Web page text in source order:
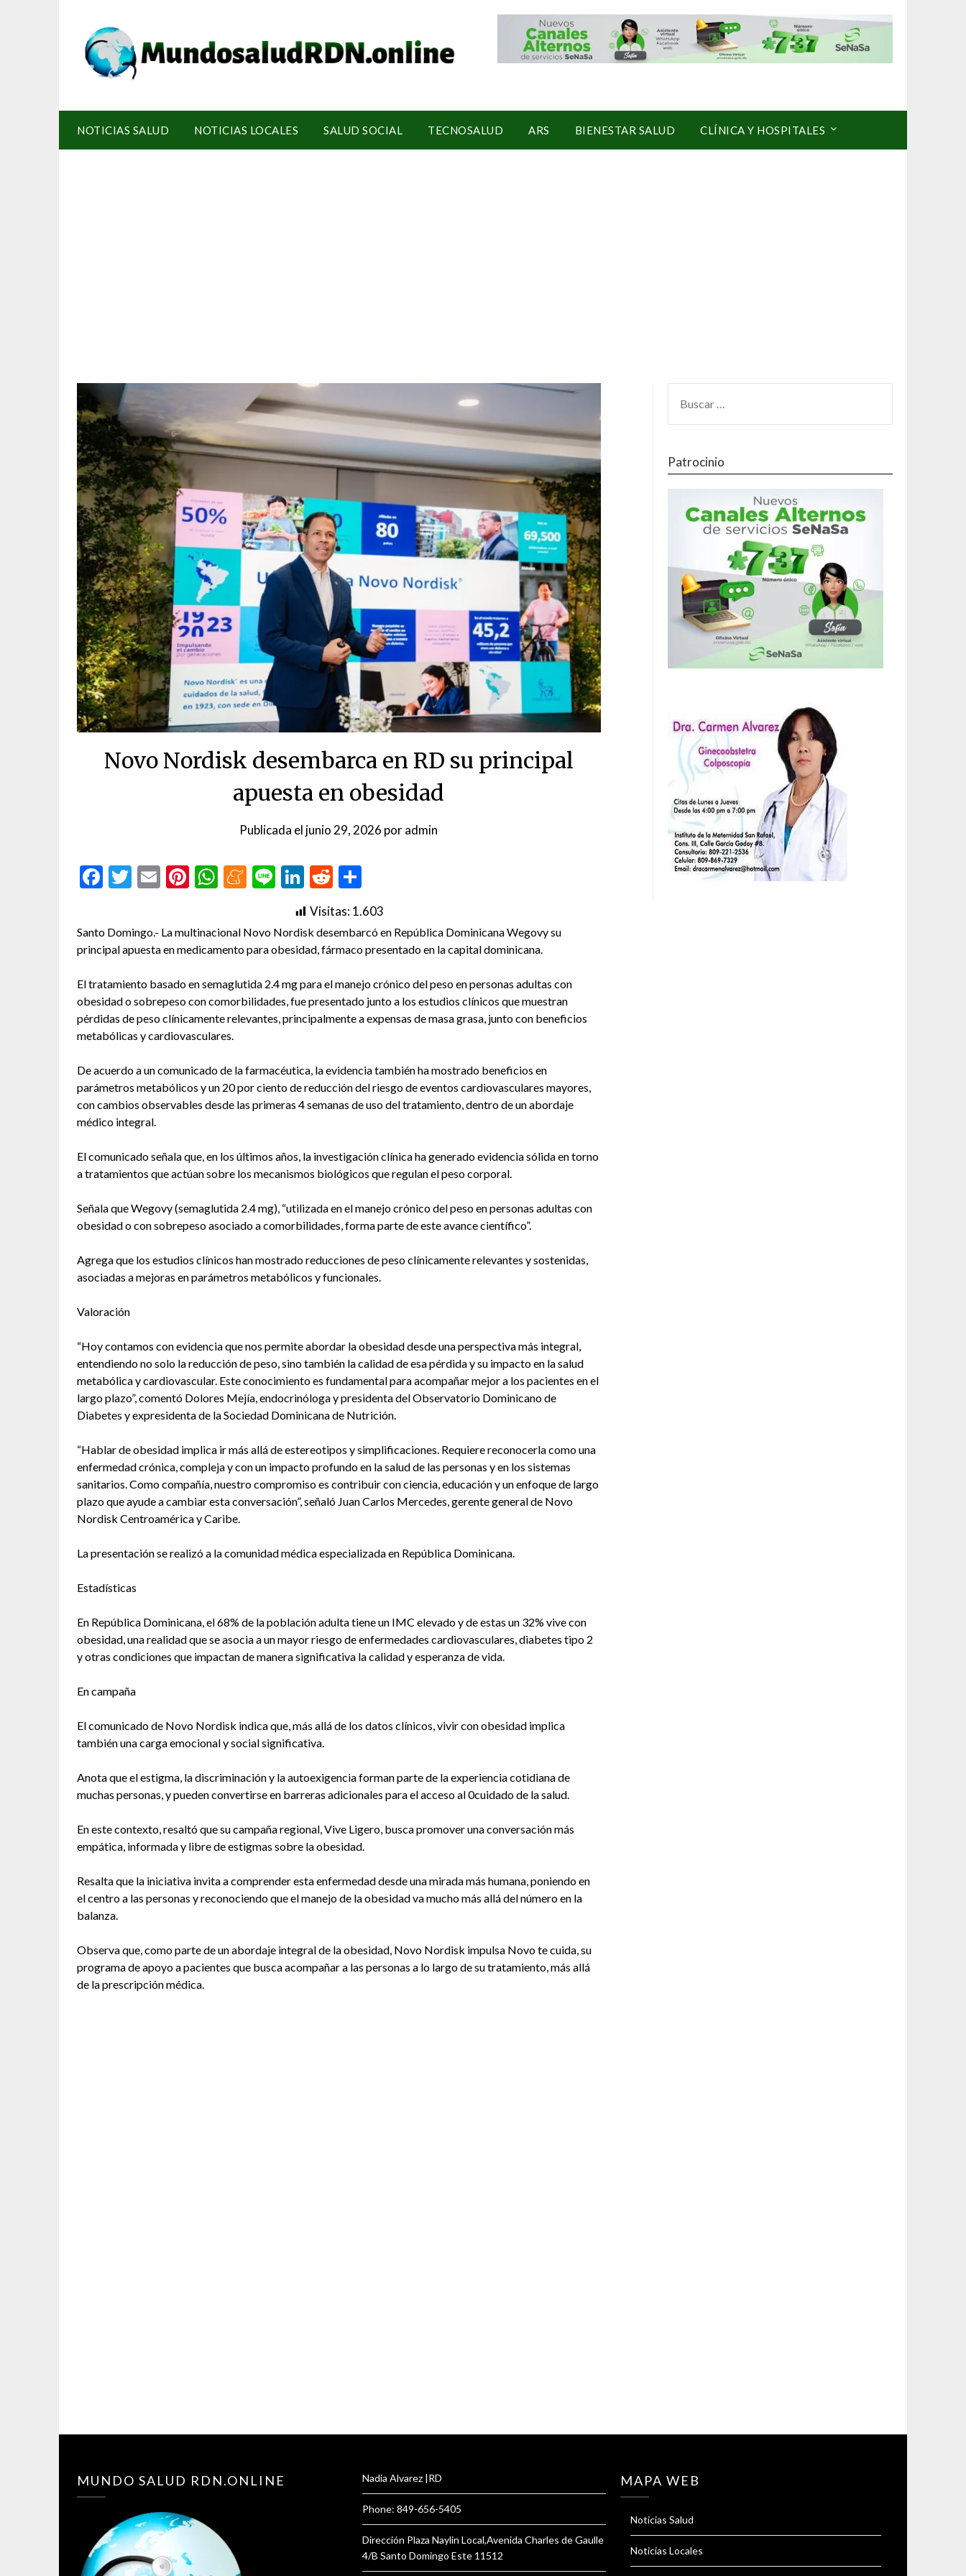
NOTICIAS SALUD NOTICIAS LOCALES SALUD SOCIAL TECNOSALUD ARS BIENESTAR SALUD CLÍNICA Y HOSPITALES
Novo Nordisk desembarca en RD su principal
apuesta en obesidad
Publicada el junio 29, 2026 poradmin
Facebook
Twitter
EmailPinterest
WhatsApp
Meneame
LineLinkedIn
Reddit
Visitas:1.603
Santo Domingo.- La multinacional Novo Nordisk desembarcó en República Dominicana Wegovy su
principal apuesta en medicamento para obesidad, fármaco presentado en la capital dominicana.
El tratamiento basado en semaglutida 2.4 mg para el manejo crónico del peso en personas adultas con
obesidad o sobrepeso con comorbilidades, fue presentado junto a los estudios clínicos que muestran
pérdidas de peso clínicamente relevantes, principalmente a expensas de masa grasa, junto con beneficios
metabólicas y cardiovasculares.
De acuerdo a un comunicado de la farmacéutica, la evidencia también ha mostrado beneficios en
parámetros metabólicos y un 20 por ciento de reducción del riesgo de eventos cardiovasculares mayores,
con cambios observables desde las primeras 4 semanas de uso del tratamiento, dentro de un abordaje
médico integral.
El comunicado señala que, en los últimos años, la investigación clínica ha generado evidencia sólida en torno
a tratamientos que actúan sobre los mecanismos biológicos que regulan el peso corporal.
Señala que Wegovy (semaglutida 2.4 mg), “utilizada en el manejo crónico del peso en personas adultas con
obesidad o con sobrepeso asociado a comorbilidades, forma parte de este avance científico”.
Agrega que los estudios clínicos han mostrado reducciones de peso clínicamente relevantes y sostenidas,
asociadas a mejoras en parámetros metabólicos y funcionales.
Valoración
“Hoy contamos con evidencia que nos permite abordar la obesidad desde una perspectiva más integral,
entendiendo no solo la reducción de peso, sino también la calidad de esa pérdida y su impacto en la salud
metabólica y cardiovascular. Este conocimiento es fundamental para acompañar mejor a los pacientes en el
largo plazo”, comentó Dolores Mejía, endocrinóloga y presidenta del Observatorio Dominicano de
Diabetes y expresidenta de la Sociedad Dominicana de Nutrición.
“Hablar de obesidad implica ir más allá de estereotipos y simplificaciones. Requiere reconocerla como una
enfermedad crónica, compleja y con un impacto profundo en la salud de las personas y en los sistemas
sanitarios. Como compañía, nuestro compromiso es contribuir con ciencia, educación y un enfoque de largo
plazo que ayude a cambiar esta conversación”, señaló Juan Carlos Mercedes, gerente general de Novo
Nordisk Centroamérica y Caribe.
La presentación se realizó a la comunidad médica especializada en República Dominicana.
Estadísticas
En República Dominicana, el 68% de la población adulta tiene un IMC elevado y de estas un 32% vive con
obesidad, una realidad que se asocia a un mayor riesgo de enfermedades cardiovasculares, diabetes tipo 2
y otras condiciones que impactan de manera significativa la calidad y esperanza de vida.
En campaña
El comunicado de Novo Nordisk indica que, más allá de los datos clínicos, vivir con obesidad implica
también una carga emocional y social significativa.
Anota que el estigma, la discriminación y la autoexigencia forman parte de la experiencia cotidiana de
muchas personas, y pueden convertirse en barreras adicionales para el acceso al 0cuidado de la salud.
En este contexto, resaltó que su campaña regional, Vive Ligero, busca promover una conversación más
empática, informada y libre de estigmas sobre la obesidad.
Resalta que la iniciativa invita a comprender esta enfermedad desde una mirada más humana, poniendo en
el centro a las personas y reconociendo que el manejo de la obesidad va mucho más allá del número en la
balanza.
Observa que, como parte de un abordaje integral de la obesidad, Novo Nordisk impulsa Novo te cuida, su
programa de apoyo a pacientes que busca acompañar a las personas a lo largo de su tratamiento, más allá
de la prescripción médica.
Patrocinio
MUNDO SALUD RDN.ONLINE Nadia Alvarez |RD
Phone: 849-656-5405
Dirección Plaza Naylin Local,Avenida Charles de Gaulle
4/B Santo Domingo Este 11512
MAPA WEB
Noticias Salud
Noticias Locales